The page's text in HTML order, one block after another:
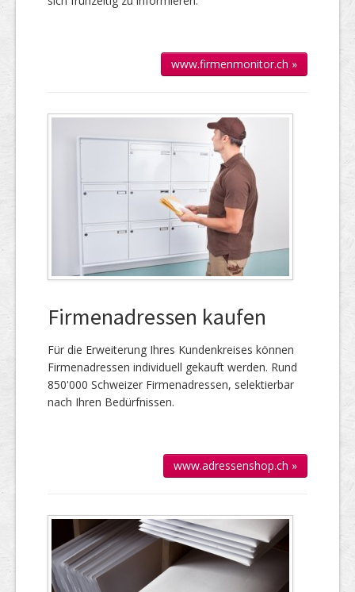
www.firmenmonitor.ch »
Firmenadressen kaufen
Für die Er­wei­te­rung Ihres Kun­den­kreises kön­nen
Firmen­adressen individuell gekauft werden. Rund
850'000 Schweizer Firmen­adressen, selek­tierbar
nach Ihren Bedürfnissen.
www.adressenshop.ch »